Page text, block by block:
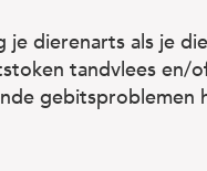
je dierenarts als je
tandvlees en/
gebitsproblemen